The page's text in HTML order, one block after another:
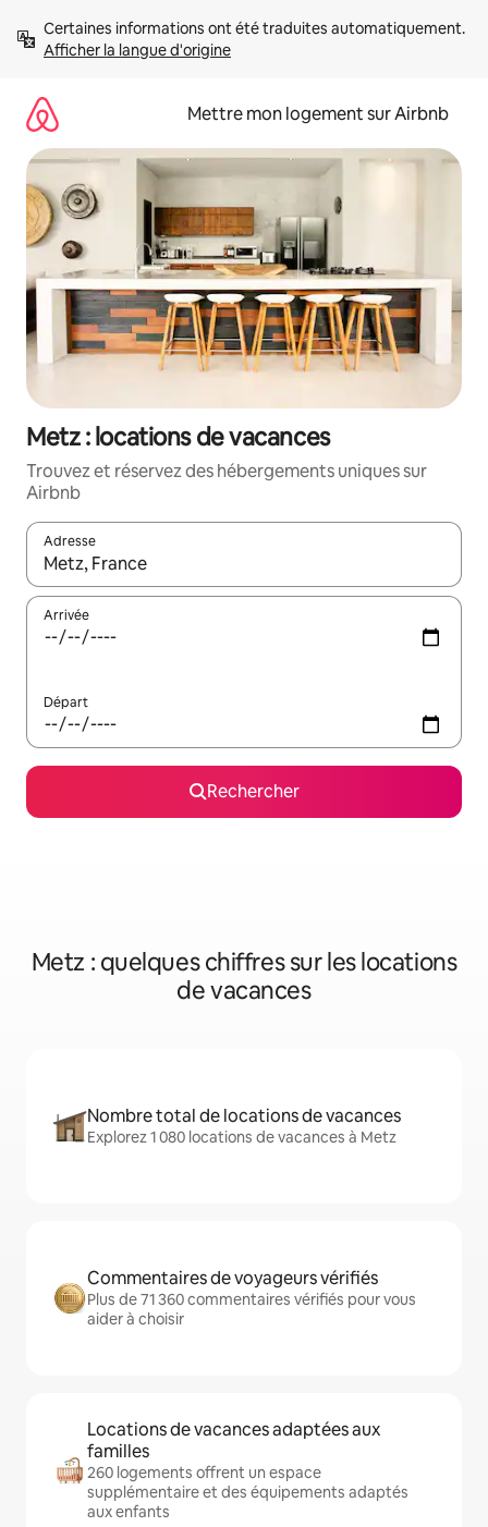
directement
Afficher la langue d'origine
Mettre mon logement sur Airbnb
Metz : locations de vacances
Trouvez et réservez des hébergements uniques sur
Airbnb
Adresse
Lorsque les résultats s'affichent, utilisez les flèches vers le
Arrivée
Départ
Rechercher
Metz : quelques chiffres sur les locations
de vacances
Nombre total de locations de vacances
Explorez 1 080 locations de vacances à Metz
Commentaires de voyageurs vérifiés
Plus de 71 360 commentaires vérifiés pour vous
aider à choisir
Locations de vacances adaptées aux
familles
260 logements offrent un espace
supplémentaire et des équipements adaptés
aux enfants